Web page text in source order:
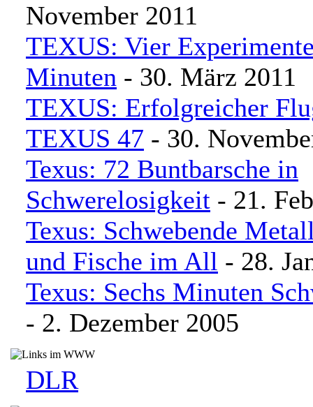
November 2011
TEXUS: Vier
Minuten - 30. März 2011
TEXUS: Erfolgreicher
TEXUS 47 - 30.
Texus: 72 Buntbarsche in
Schwerelosigkeit - 21.
Texus: Schwebende
und Fische im All - 28.
Texus: Sechs Minuten
- 2. Dezember 2005
DLR